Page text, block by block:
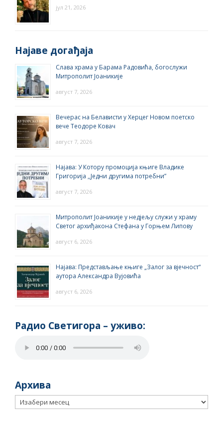
јул 21, 2026
Најаве догађаја
Слава храма у Барама Радовића, богослужи
Митрополит Јоаникије
август 7, 2026
Вечерас на Белависти у Херцег Новом поетско
вече Теодоре Ковач
август 7, 2026
Најава: У Котору промоција књиге Владике
Григорија ,,Једни другима потребни”
август 7, 2026
Митрополит Јоаникије у недјељу служи у храму
Светог архиђакона Стефана у Горњем Липову
август 6, 2026
Најава: Представљање књиге „Залог за вјечност“
аутора Александра Вујовића
август 6, 2026
Радио Светигора – yживо:
Архива
Архива